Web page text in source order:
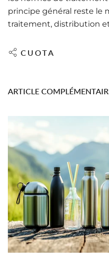
principe général reste le
traitement, distribution
CUOTA
ARTICLE